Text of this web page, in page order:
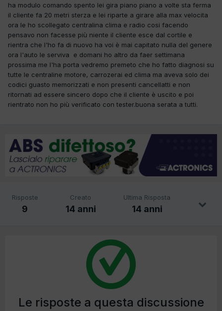
ha modulo comando spento lei gira piano piano a volte sta ferma
il cliente fa 20 metri sterza e lei riparte a girare alla max velocita
ora le ho scollegato centralina clima e radio cosi facendo
pensavo non facesse più niente il cliente esce dal cortile e
rientra che l'ho fa di nuovo ha voi è mai capitato nulla del genere
ora l'auto le serviva e domani ho altro da faer settimana
prossima me l'ha porta vedremo premeto che ho fatto diagnosi su
tutte le centraline motore, carrozerai ed clima ma aveva solo dei
codici guasto memorizzati e non presenti cancellatti e non
ritornati ad essere sincero dopo che il cliente è uscito e poi
rientrato non ho più verificato con tester.buona serata a tutti.
Risposte
9
Creato
14 anni
Ultima Risposta
14 anni
Le risposte a questa discussione